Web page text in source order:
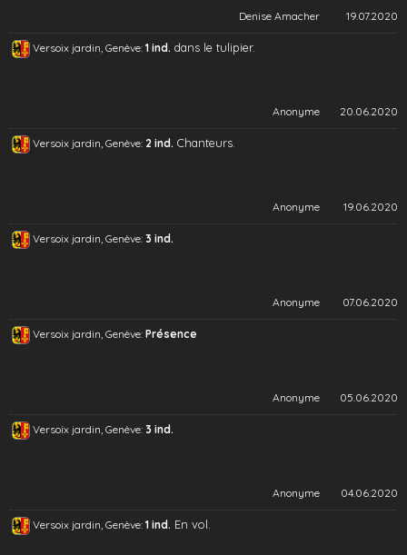
Denise Amacher 19.07.2020
Versoix jardin, Genève: 1 ind. dans le tulipier.
Anonyme 20.06.2020
Versoix jardin, Genève: 2 ind. Chanteurs.
Anonyme 19.06.2020
Versoix jardin, Genève: 3 ind.
Anonyme 07.06.2020
Versoix jardin, Genève: Présence
Anonyme 05.06.2020
Versoix jardin, Genève: 3 ind.
Anonyme 04.06.2020
Versoix jardin, Genève: 1 ind. En vol.